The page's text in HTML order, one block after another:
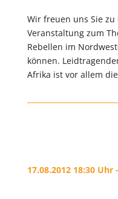
Wir freuen uns Sie
Veranstaltung zum
Rebellen im
können.
Afrika ist vor allem
17.08.2012 18:30 Uhr